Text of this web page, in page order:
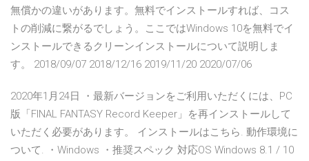
無償かの違いがあります。無料でインストールすれば、コス
トの削減に繋がるでしょう。ここではWindows 10を無料でイ
ンストールできるクリーンインストールについて説明しま
す。 2018/09/07 2018/12/16 2019/11/20 2020/07/06
2020年1月24日 ・最新バージョンをご利用いただくには、PC
版「FINAL FANTASY Record Keeper」を再インストールして
いただく必要があります。 インストールはこちら. 動作環境に
ついて. ・Windows ・推奨スペック 対応OS Windows 8.1 / 10